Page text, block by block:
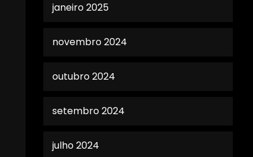
janeiro 2025
novembro 2024
outubro 2024
setembro 2024
julho 2024